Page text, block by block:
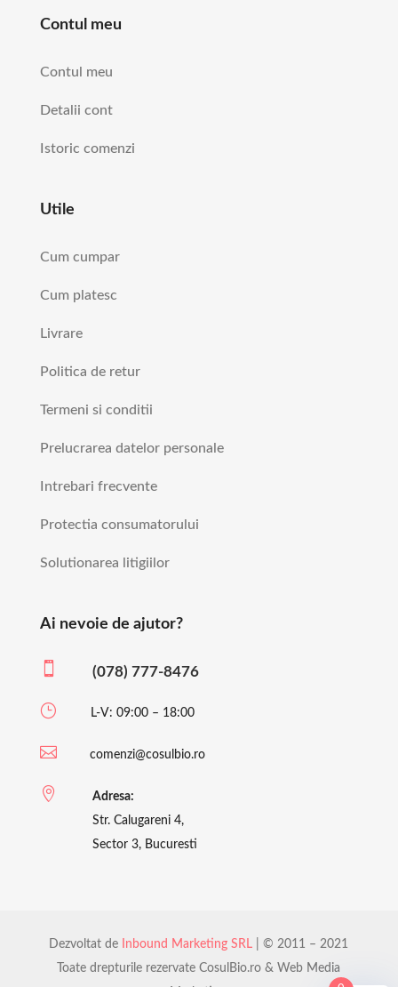
Contul meu
Contul meu
Detalii cont
Istoric comenzi
Utile
Cum cumpar
Cum platesc
Livrare
Politica de retur
Termeni si conditii
Prelucrarea datelor personale
Intrebari frecvente
Protectia consumatorului
Solutionarea litigiilor
Ai nevoie de ajutor?
 (078) 777-8476
} L-V: 09:00 – 18:00
 comenzi@cosulbio.ro

Adresa:
Str. Calugareni 4,
Sector 3, Bucuresti
Dezvoltat de Inbound Marketing SRL | © 2011 – 2021
Toate drepturile rezervate CosulBio.ro & Web Media